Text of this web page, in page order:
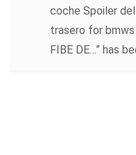
coche Spoiler
trasero for
FIBE DE…” has